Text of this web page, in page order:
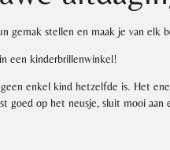
gemak stellen en maak je van elk
een kinderbrillenwinkel!
enkel kind hetzelfde is. Het
goed op het neusje, sluit mooi